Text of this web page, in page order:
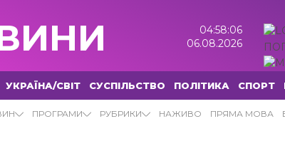
04:58:07
06.08.2026
УКРАЇНА/СВІТ СУСПІЛЬСТВО ПОЛІТИКА СПОРТ
ПРОГРАМИ РУБРИКИ НАЖИВО ПРЯМА МОВА